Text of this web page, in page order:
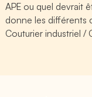
APE ou quel devrait
donne les différents
Couturier industriel /